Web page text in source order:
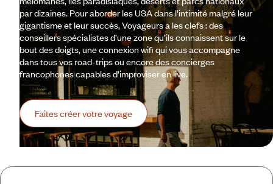
par dizaines. Pour aborder les USA dans l’intimité malgré leur
gigantisme et leur succès, Voyageurs a les clefs : des
conseillers spécialistes d’une zone qu’ils connaissent sur le
bout des doigts, une connexion wifi qui vous accompagne
dans tous vos road-trips ou encore des concierges
francophones capables d’improviser en live.
Faites créer votre voyage